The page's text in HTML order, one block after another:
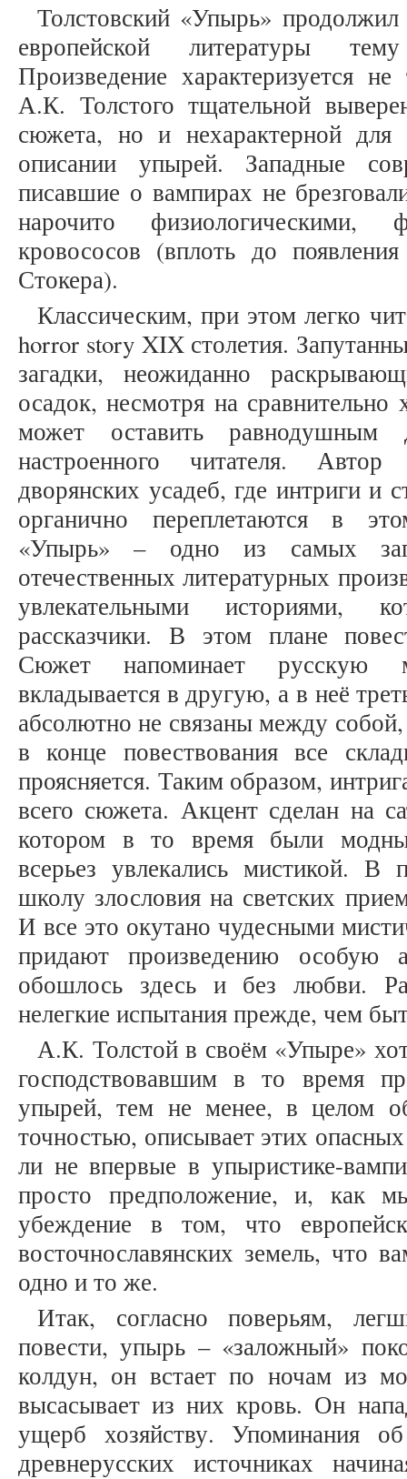
Толстовский «Упырь»
европейской литературы
Произведение характеризуется
А.К. Толстого тщательной
сюжета, но и нехарактерной
описании упырей. Западные
писавшие о вампирах не
нарочито физиологическими,
кровососов (вплоть до
Стокера).
Классическим, при этом легко
horror story XIX столетия.
загадки, неожиданно
осадок, несмотря на
может оставить равнодушным
настроенного читателя.
дворянских усадеб, где интриги и
органично переплетаются в
«Упырь» – одно из самых
отечественных литературных
увлекательными историями,
рассказчики. В этом плане
Сюжет напоминает русскую
вкладывается в другую, а в неё
абсолютно не связаны между
в конце повествования все
проясняется. Таким образом,
всего сюжета. Акцент сделан на
котором в то время были
всерьез увлекались мистикой.
школу злословия на светских
И все это окутано чудесными
придают произведению особую
обошлось здесь и без любви.
нелегкие испытания прежде, чем
А.К. Толстой в своём «Упыре»
господствовавшим в то время
упырей, тем не менее, в целом
точностью, описывает этих
ли не впервые в упыристике-
просто предположение, и, как
убеждение в том, что
восточнославянских земель, что
одно и то же.
Итак, согласно поверьям,
повести, упырь – «заложный»
колдун, он встает по ночам из
высасывает из них кровь. Он
ущерб хозяйству. Упоминания
древнерусских источниках